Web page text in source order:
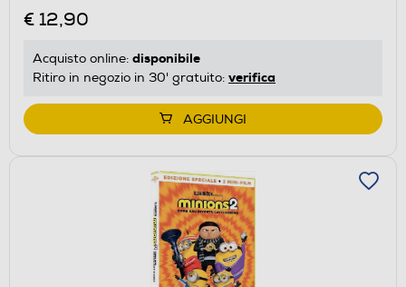
€ 12,90
Acquisto online: disponibile
Ritiro in negozio in 30' gratuito: verifica
AGGIUNGI